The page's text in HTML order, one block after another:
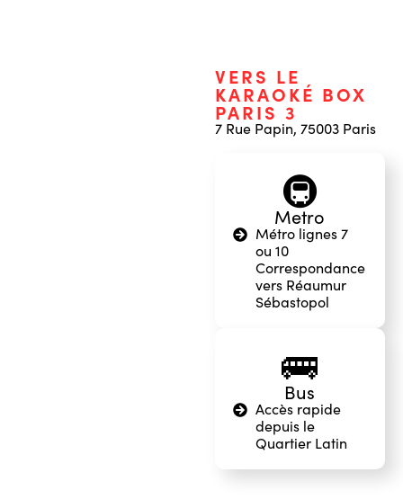
VERS LE
KARAOKÉ BOX
PARIS 3
7 Rue Papin, 75003 Paris
🚇
Metro
Métro lignes 7
ou 10
Correspondance
vers Réaumur
Sébastopol
🚌
Bus
Accès rapide
depuis le
Quartier Latin